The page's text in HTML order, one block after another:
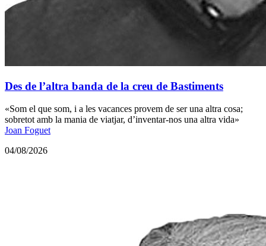
Des de l’altra banda de la creu de Bastiments
«Som el que som, i a les vacances provem de ser una altra cosa;
sobretot amb la mania de viatjar, d’inventar-nos una altra vida»
Joan Foguet
04/08/2026